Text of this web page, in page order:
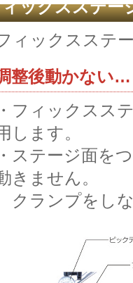
ックスステー
ィックスステ
整後動かない
・フィックスス
します。
・ステージ面を
きません。
クランプをし